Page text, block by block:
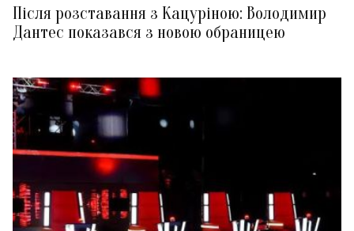
Після розставання з Кацуріною: Володимир
Дантес показався з новою обраницею